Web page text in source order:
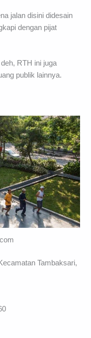
jalan disini didesain
dengan pijat
RTH ini juga
publik lainnya.
Tambaksari,